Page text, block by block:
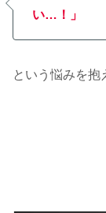
い…！」
という悩みを抱